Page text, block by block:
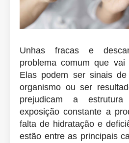
Unhas fracas e
problema comum que
Elas podem ser sinais
organismo ou ser
prejudicam a
exposição constante a
falta de hidratação e
estão entre as principais